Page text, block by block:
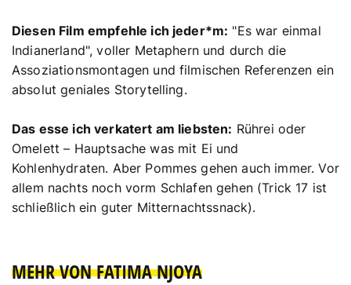
Diesen Film empfehle ich jeder*m: "Es war einmal
Indianerland", voller Metaphern und durch die
Assoziationsmontagen und filmischen Referenzen ein
absolut geniales Storytelling.
Das esse ich verkatert am liebsten: Rührei oder
Omelett – Hauptsache was mit Ei und
Kohlenhydraten. Aber Pommes gehen auch immer. Vor
allem nachts noch vorm Schlafen gehen (Trick 17 ist
schließlich ein guter Mitternachtssnack).
MEHR VON FATIMA NJOYA